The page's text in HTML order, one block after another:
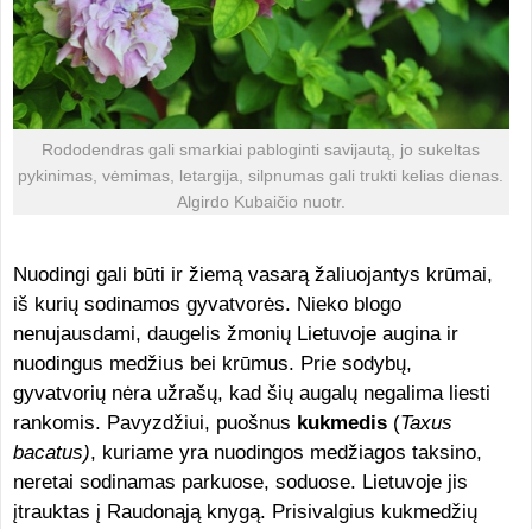
Rododendras gali smarkiai pabloginti savijautą, jo sukeltas
pykinimas, vėmimas, letargija, silpnumas gali trukti kelias dienas.
Algirdo Kubaičio nuotr.
Nuodingi gali būti ir žiemą vasarą žaliuojantys krūmai,
iš kurių sodinamos gyvatvorės. Nieko blogo
nenujausdami, daugelis žmonių Lietuvoje augina ir
nuodingus medžius bei krūmus. Prie sodybų,
gyvatvorių nėra užrašų, kad šių augalų negalima liesti
rankomis. Pavyzdžiui, puošnus kukmedis (Taxus
bacatus), kuriame yra nuodingos medžiagos taksino,
neretai sodinamas parkuose, soduose. Lietuvoje jis
įtrauktas į Raudonąją knygą. Prisivalgius kukmedžių